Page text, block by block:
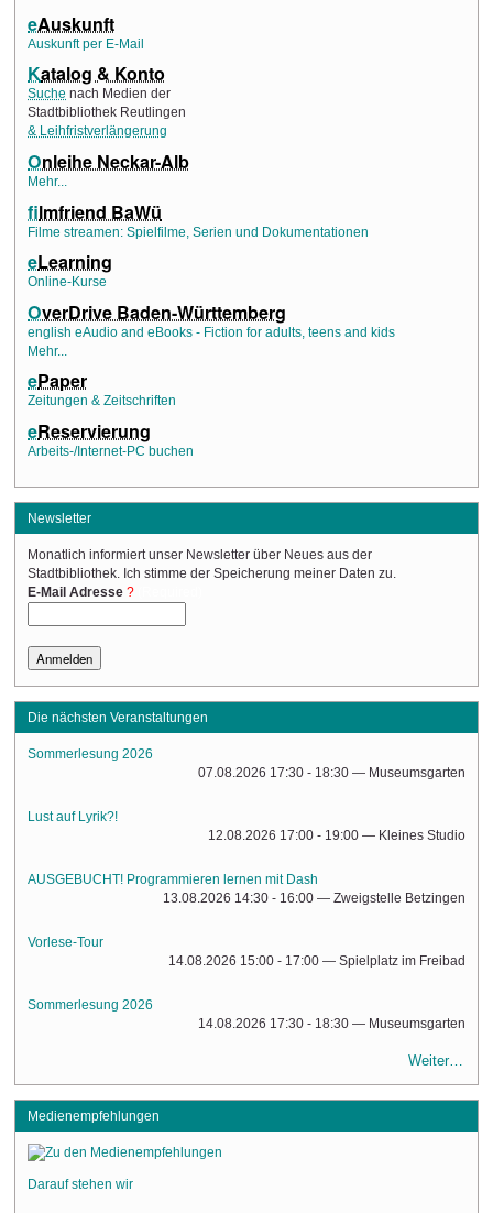
eAuskunft
Auskunft per E-Mail
Katalog & Konto
Suche nach Medien der
Stadtbibliothek Reutlingen
& Leihfristverlängerung
Onleihe Neckar-Alb
Mehr...
filmfriend BaWü
Filme streamen: Spielfilme, Serien und Dokumentationen
eLearning
Online-Kurse
OverDrive Baden-Württemberg
english eAudio and eBooks - Fiction for adults, teens and kids
Mehr...
ePaper
Zeitungen & Zeitschriften
eReservierung
Arbeits-/Internet-PC buchen
Newsletter
Monatlich informiert unser Newsletter über Neues aus der
Stadtbibliothek. Ich stimme der Speicherung meiner Daten zu.
E-Mail Adresse
Die nächsten Veranstaltungen
Sommerlesung 2026
07.08.2026 17:30 - 18:30 — Museumsgarten
Lust auf Lyrik?!
12.08.2026 17:00 - 19:00 — Kleines Studio
AUSGEBUCHT! Programmieren lernen mit Dash
13.08.2026 14:30 - 16:00 — Zweigstelle Betzingen
Vorlese-Tour
14.08.2026 15:00 - 17:00 — Spielplatz im Freibad
Sommerlesung 2026
14.08.2026 17:30 - 18:30 — Museumsgarten
Weiter…
Medienempfehlungen
Darauf stehen wir